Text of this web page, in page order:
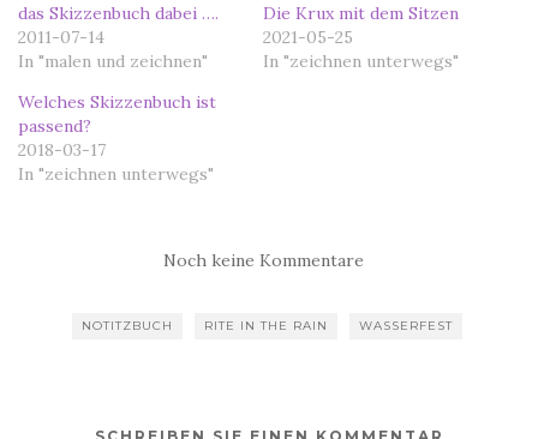
das Skizzenbuch dabei ….
2011-07-14
In "malen und zeichnen"
Die Krux mit dem Sitzen
2021-05-25
In "zeichnen unterwegs"
Welches Skizzenbuch ist
passend?
2018-03-17
In "zeichnen unterwegs"
Noch keine Kommentare
NOTITZBUCH RITE IN THE RAIN WASSERFEST